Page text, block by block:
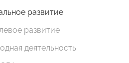
развитие
развитие
деятельность